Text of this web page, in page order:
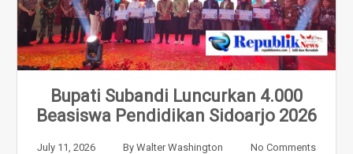
Bupati Subandi Luncurkan 4.000
Beasiswa Pendidikan Sidoarjo 2026
July 11, 2026 By Walter Washington No Comments